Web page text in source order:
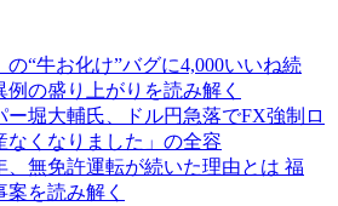
の“牛お化け”バグに4,000いいね続
の盛り上がりを読み解く
ー堀大輔氏、ドル円急落でFX強制ロ
なくなりました」の全容
、無免許運転が続いた理由とは 福
を読み解く